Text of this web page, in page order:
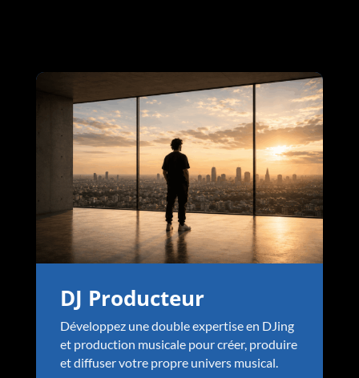
DJ Producteur
Développez une double expertise en DJing
et production musicale pour créer, produire
et diffuser votre propre univers musical.